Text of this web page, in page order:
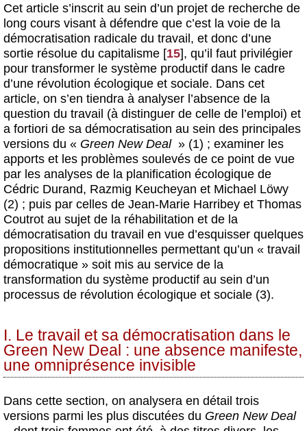
Cet article s’inscrit au sein d’un projet de recherche de
long cours visant à défendre que c’est la voie de la
démocratisation radicale du travail, et donc d’une
sortie résolue du capitalisme [15], qu’il faut privilégier
pour transformer le système productif dans le cadre
d’une révolution écologique et sociale. Dans cet
article, on s’en tiendra à analyser l’absence de la
question du travail (à distinguer de celle de l’emploi) et
a fortiori de sa démocratisation au sein des principales
versions du « Green New Deal » (1) ; examiner les
apports et les problèmes soulevés de ce point de vue
par les analyses de la planification écologique de
Cédric Durand, Razmig Keucheyan et Michael Löwy
(2) ; puis par celles de Jean-Marie Harribey et Thomas
Coutrot au sujet de la réhabilitation et de la
démocratisation du travail en vue d’esquisser quelques
propositions institutionnelles permettant qu’un « travail
démocratique » soit mis au service de la
transformation du système productif au sein d’un
processus de révolution écologique et sociale (3).
I. Le travail et sa démocratisation dans le
Green New Deal : une absence manifeste,
une omniprésence invisible
Dans cette section, on analysera en détail trois
versions parmi les plus discutées du Green New Deal